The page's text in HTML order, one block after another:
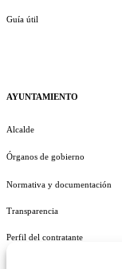
Guía útil
AYUNTAMIENTO
Alcalde
Órganos de gobierno
Normativa y documentación
Transparencia
Perfil del contratante